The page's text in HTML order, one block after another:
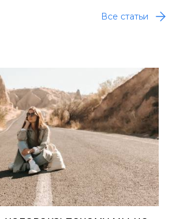
Все статьи